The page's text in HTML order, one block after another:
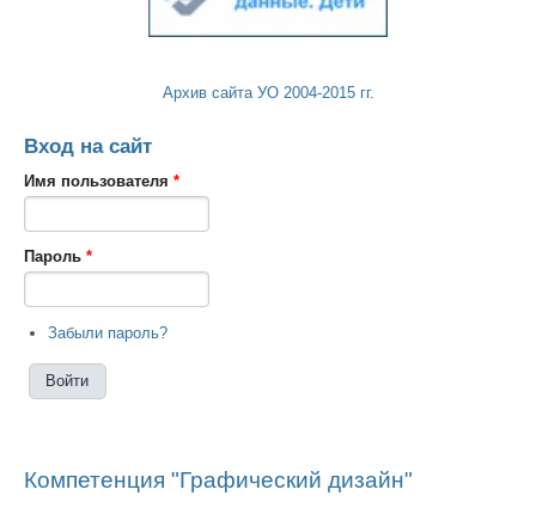
Архив сайта УО 2004-2015 гг.
Вход на сайт
Имя пользователя *
Пароль *
Забыли пароль?
Компетенция "Графический дизайн"